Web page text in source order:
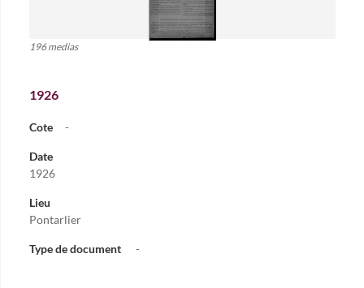
196 medias
1926
Cote -
Date
1926
Lieu
Pontarlier
Type de document -